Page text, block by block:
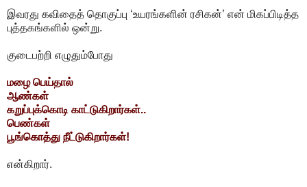
இவரது கவிதைத் தொகுப்பு ‘உயரங்களின் ரசிகன்’ என் மிகப்பிடித்த
புத்தகங்களில் ஒன்று.
குடைபற்றி எழுதும்போது
மழை பெய்தால்
ஆண்கள்
கறுப்புக்கொடி காட்டுகிறார்கள்..
பெண்கள்
பூங்கொத்து நீட்டுகிறார்கள்!
என்கிறார்.